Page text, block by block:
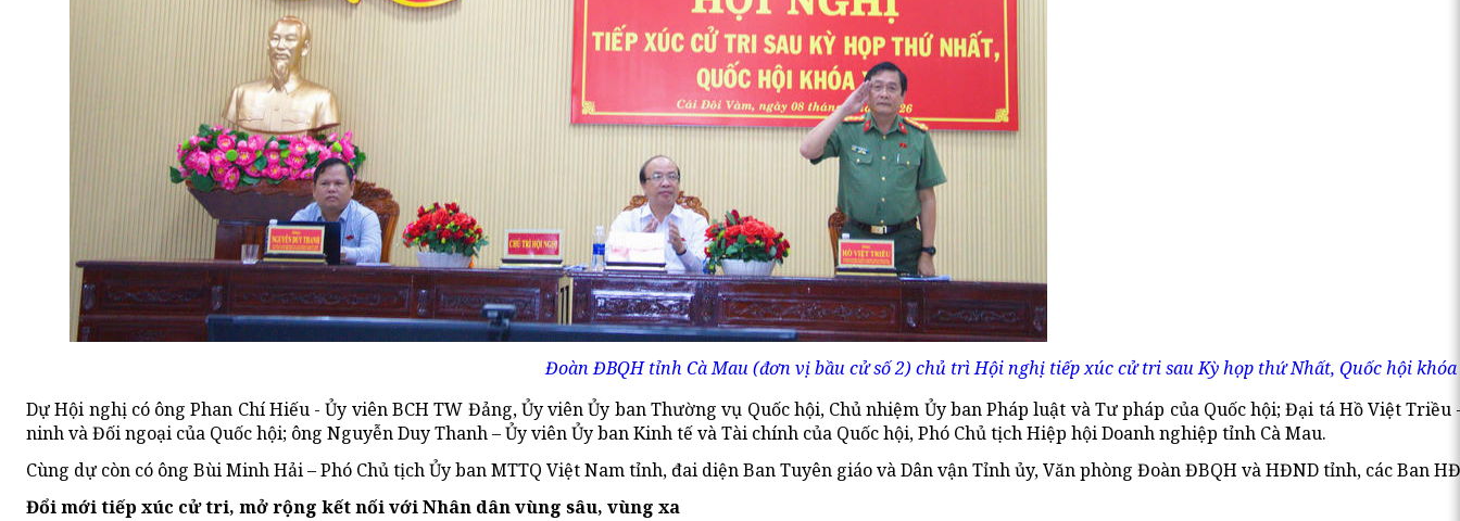
Đoàn ĐBQH tỉnh Cà Mau (đơn vị bầu cử số 2) chủ trì Hội nghị tiếp xúc cử tri sau Kỳ họp thứ Nhất, Quốc hội
Dự Hội nghị có ông Phan Chí Hiếu - Ủy viên BCH TW Đảng, Ủy viên Ủy ban Thường vụ Quốc hội, Chủ nhiệm Ủy ban Pháp luật và Tư pháp của Quốc hội; Đại tá Hồ Việt
ninh và Đối ngoại của Quốc hội; ông Nguyễn Duy Thanh – Ủy viên Ủy ban Kinh tế và Tài chính của Quốc hội, Phó Chủ tịch Hiệp hội Doanh nghiệp tỉnh Cà Mau.
Cùng dự còn có ông Bùi Minh Hải – Phó Chủ tịch Ủy ban MTTQ Việt Nam tỉnh, đai diện Ban Tuyên giáo và Dân vận Tỉnh ủy, Văn phòng Đoàn ĐBQH và HĐND tỉnh, các Ban
Đổi mới tiếp xúc cử tri, mở rộng kết nối với Nhân dân vùng sâu, vùng xa